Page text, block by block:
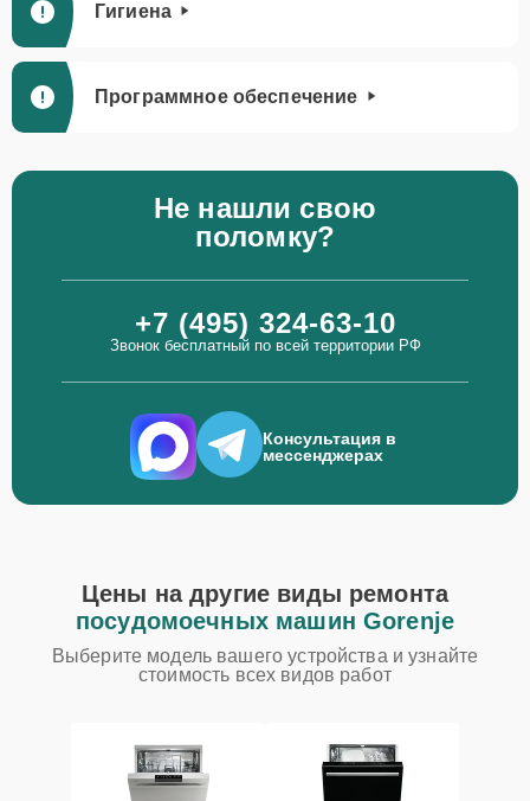
Гигиена
Программное обеспечение
Не нашли свою
поломку?
+7 (495) 324-63-10
Звонок бесплатный по всей территории РФ
Консультация в
мессенджерах
Цены на другие виды ремонта
посудомоечных машин Gorenje
Выберите модель вашего устройства и узнайте
стоимость всех видов работ